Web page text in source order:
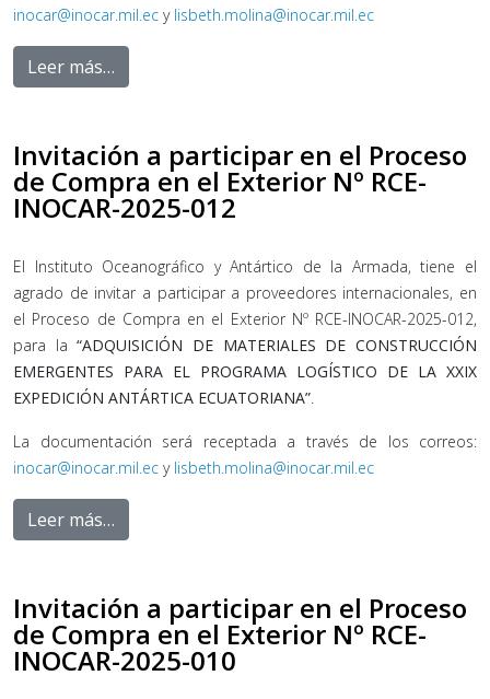
inocar@inocar.mil.ec y lisbeth.molina@inocar.mil.ec
Leer más…
Invitación a participar en el Proceso
de Compra en el Exterior Nº RCE-
INOCAR-2025-012
El Instituto Oceanográfico y Antártico de la Armada, tiene el
agrado de invitar a participar a proveedores internacionales, en
el Proceso de Compra en el Exterior Nº RCE-INOCAR-2025-012,
para la“ADQUISICIÓN DE MATERIALES DE CONSTRUCCIÓN
EMERGENTES PARA EL PROGRAMA LOGÍSTICO DE LA XXIX
EXPEDICIÓN ANTÁRTICA ECUATORIANA”.
La documentación será receptada a través de los correos:
inocar@inocar.mil.ec y lisbeth.molina@inocar.mil.ec
Leer más…
Invitación a participar en el Proceso
de Compra en el Exterior Nº RCE-
INOCAR-2025-010